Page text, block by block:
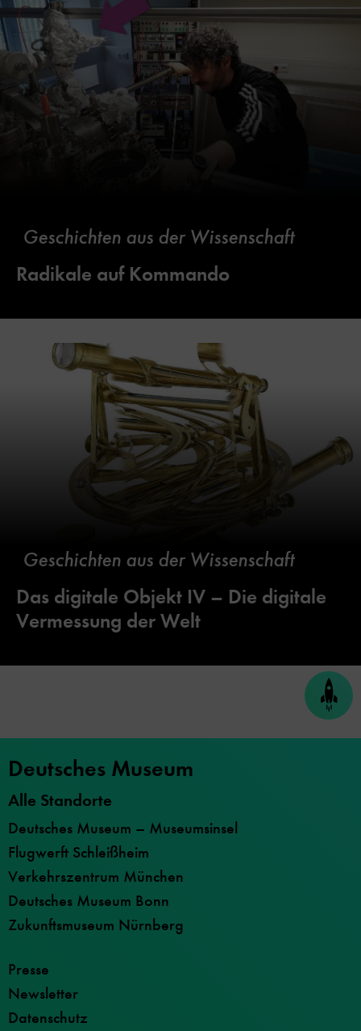
Geschichten aus der Wissenschaft
Radikale auf Kommando
Geschichten aus der Wissenschaft
Das digitale Objekt IV – Die digitale
Vermessung der Welt
Seite
nach
oben
Deutsches Museum
Alle Standorte
Deutsches Museum – Museumsinsel
Flugwerft Schleißheim
Verkehrszentrum München
Deutsches Museum Bonn
Zukunftsmuseum Nürnberg
Presse
Newsletter
Datenschutz